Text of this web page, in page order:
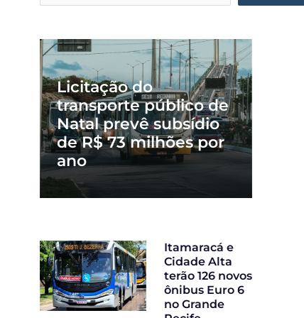
Licitação do
transporte público de
Natal prevê subsídio
de R$ 73 milhões por
ano
Itamaracá e
Cidade Alta
terão 126 novos
ônibus Euro 6
no Grande